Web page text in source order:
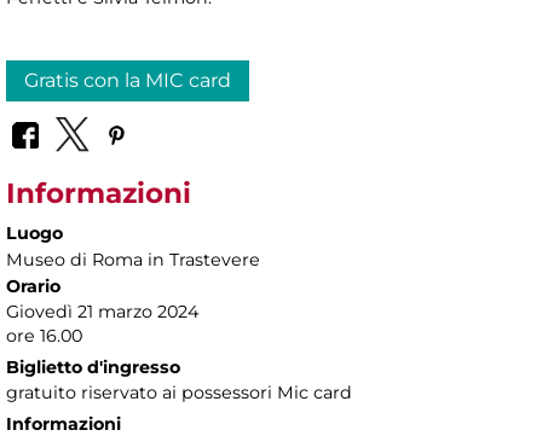
Gratis con la MIC card
Informazioni
Luogo
Museo di Roma in Trastevere
Orario
Giovedì 21 marzo 2024
ore 16.00
Biglietto d'ingresso
gratuito riservato ai possessori Mic card
Informazioni